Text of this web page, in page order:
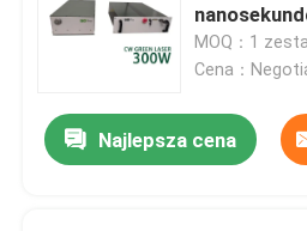
MOQ：1
Cena：
Najlepsza cena